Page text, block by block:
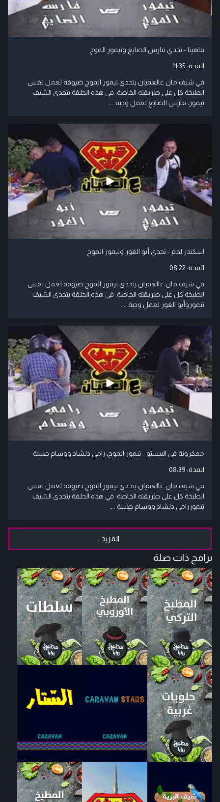
فاهيتا - تحدي فارس الصايغ وتيمور الموج
المدة: 11:35
في شيف مان عالعميان يتحدى تيمور الموج ضيوفه لعمل نفس
الطبخة كل على طريقته الخاصة. في هذه الحلقة يتحدى الشيف
تيمور، فارس الصايغ لعمل وجبة ....
اسكندر لحم - تحدي أبو الغور وتيمور الموج
المدة: 08:22
في شيف مان عالعميان يتحدى تيمور الموج ضيوفه لعمل نفس
الطبخة كل على طريقته الخاصة. في هذه الحلقة يتحدى الشيف
تيموروأبو الغور لعمل وجبة ....
معكرونة في البيستو - تيمور الموج، رامي دلشاد ووسام طبيلة
المدة: 08:39
في شيف مان عالعميان يتحدى تيمور الموج ضيوفه لعمل نفس
الطبخة كل على طريقته الخاصة. في هذه الحلقة يتحدى الشيف
تيموررامي دلشاد ووسام طبيلة ....
المزيد
برامج ذات صلة